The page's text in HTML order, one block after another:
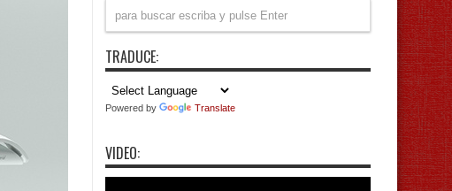
TRADUCE:
Powered by Translate
VIDEO: